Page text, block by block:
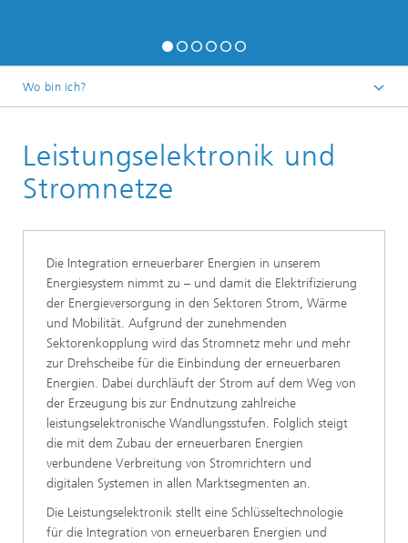
Wo bin ich?
Geschäftsfelder
Leistungselektronik und
Stromnetze
Die Integration erneuerbarer Energien in unserem
Energiesystem nimmt zu – und damit die Elektrifizierung
der Energieversorgung in den Sektoren Strom, Wärme
und Mobilität. Aufgrund der zunehmenden
Sektorenkopplung wird das Stromnetz mehr und mehr
zur Drehscheibe für die Einbindung der erneuerbaren
Energien. Dabei durchläuft der Strom auf dem Weg von
der Erzeugung bis zur Endnutzung zahlreiche
leistungselektronische Wandlungsstufen. Folglich steigt
die mit dem Zubau der erneuerbaren Energien
verbundene Verbreitung von Stromrichtern und
digitalen Systemen in allen Marktsegmenten an.
Die Leistungselektronik stellt eine Schlüsseltechnologie
für die Integration von erneuerbaren Energien und